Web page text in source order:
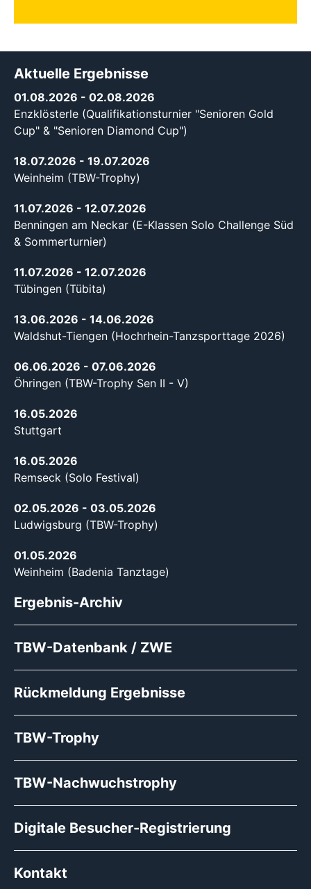
Aktuelle Ergebnisse
01.08.2026 - 02.08.2026
Enzklösterle (Qualifikationsturnier "Senioren Gold
Cup" & "Senioren Diamond Cup")
18.07.2026 - 19.07.2026
Weinheim (TBW-Trophy)
11.07.2026 - 12.07.2026
Benningen am Neckar (E-Klassen Solo Challenge Süd
& Sommerturnier)
11.07.2026 - 12.07.2026
Tübingen (Tübita)
13.06.2026 - 14.06.2026
Waldshut-Tiengen (Hochrhein-Tanzsporttage 2026)
06.06.2026 - 07.06.2026
Öhringen (TBW-Trophy Sen II - V)
16.05.2026
Stuttgart
16.05.2026
Remseck (Solo Festival)
02.05.2026 - 03.05.2026
Ludwigsburg (TBW-Trophy)
01.05.2026
Weinheim (Badenia Tanztage)
Ergebnis-Archiv
TBW-Datenbank / ZWE
Rückmeldung Ergebnisse
TBW-Trophy
TBW-Nachwuchstrophy
Digitale Besucher-Registrierung
Kontakt